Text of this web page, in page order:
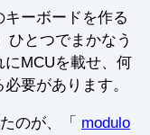
ーボードを作る
ひとつでまかなう
MCUを載せ、何
要があります。
のが、「 modulo